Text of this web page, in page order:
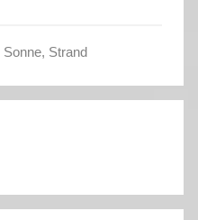
Sonne, Strand